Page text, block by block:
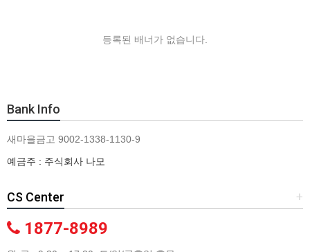
등록된 배너가 없습니다.
Bank Info
새마을금고 9002-1338-1130-9
예금주 : 주식회사 나모
+
CS Center
1877-8989